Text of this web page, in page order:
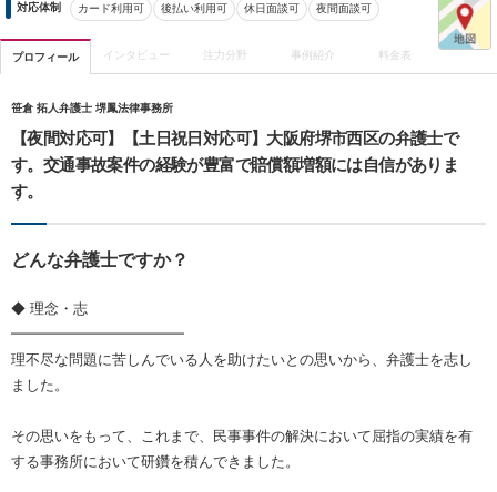
対応体制 カード利用可 後払い利用可 休日面談可 夜間面談可
プロフィール インタビュー 注力分野 事例紹介 料金表
笹倉 拓人弁護士 堺鳳法律事務所
【夜間対応可】【土日祝日対応可】大阪府堺市西区の弁護士で
す。交通事故案件の経験が豊富で賠償額増額には自信がありま
す。
どんな弁護士ですか？
◆ 理念・志
━━━━━━━━━━━━
理不尽な問題に苦しんでいる人を助けたいとの思いから、弁護士を志し
ました。
その思いをもって、これまで、民事事件の解決において屈指の実績を有
する事務所において研鑽を積んできました。